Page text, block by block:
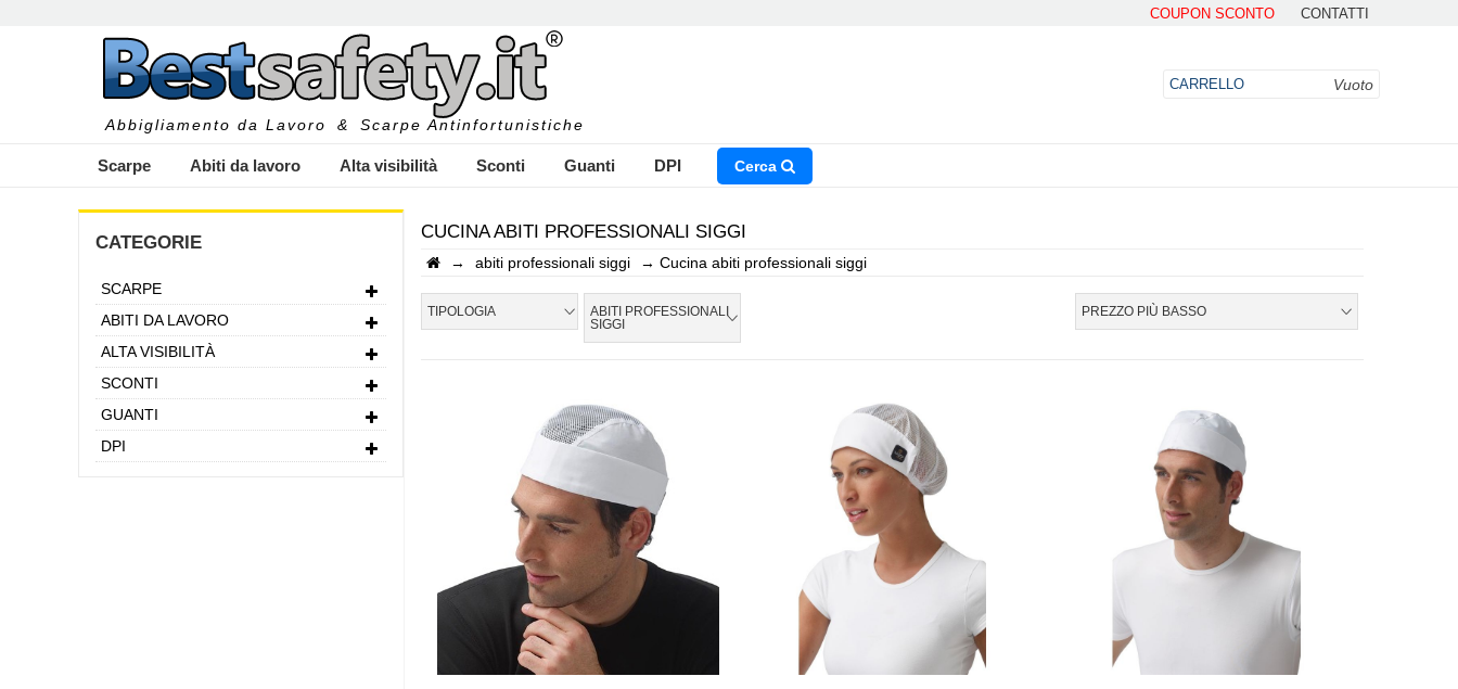
COUPON SCONTO CONTATTI
Abbigliamento da Lavoro & Scarpe Antinfortunistiche
CARRELLO Vuoto
Scarpe Abiti da lavoro Alta visibilità Sconti Guanti DPI Cerca
INSERISCI IL NOME DEL PRODOTTO CHE STAI CERCANDO
CATEGORIE
SCARPE
ABITI DA LAVORO
ALTA VISIBILITÀ
SCONTI
GUANTI
DPI
CUCINA ABITI PROFESSIONALI SIGGI
→ abiti professionali siggi → Cucina abiti professionali siggi
TIPOLOGIA
ABITI PROFESSIONALI
SIGGI
PREZZO PIÙ BASSO